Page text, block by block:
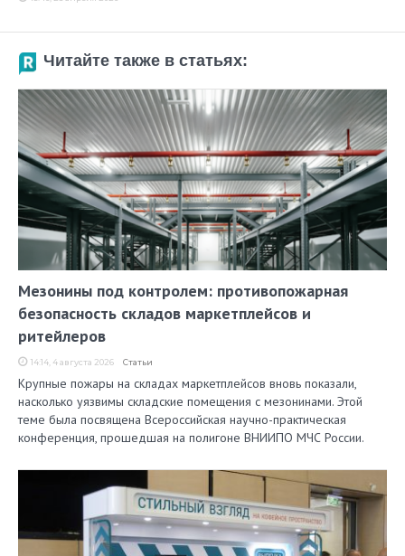
Читайте также в статьях:
Мезонины под контролем: противопожарная
безопасность складов маркетплейсов и
ритейлеров
14:14, 4 августа 2026 Статьи
Крупные пожары на складах маркетплейсов вновь показали,
насколько уязвимы складские помещения с мезонинами. Этой
теме была посвящена Всероссийская научно-практическая
конференция, прошедшая на полигоне ВНИИПО МЧС России.